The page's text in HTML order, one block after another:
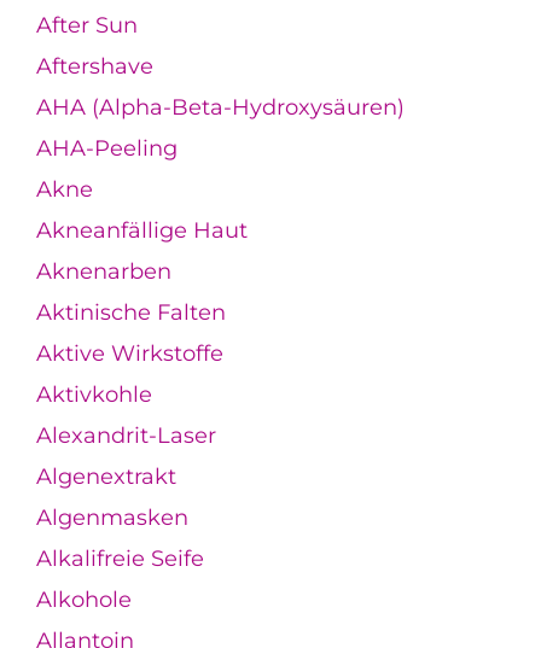
After Sun
Aftershave
AHA (Alpha-Beta-Hydroxysäuren)
AHA-Peeling
Akne
Akneanfällige Haut
Aknenarben
Aktinische Falten
Aktive Wirkstoffe
Aktivkohle
Alexandrit-Laser
Algenextrakt
Algenmasken
Alkalifreie Seife
Alkohole
Allantoin